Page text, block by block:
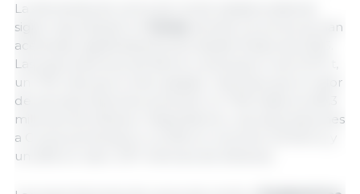
La demanda de carne de cerdo estadounidense
sigue repuntando en
, donde los envíos se han
acelerado significativamente desde finales de 2023.
Las exportaciones de febrero alcanzaron las 21.217 t,
un 71% más que el año pasado, mientras que el valor
de las exportaciones aumentó un 74% hasta los 69,3
millones de dólares. Hasta febrero, las exportaciones
a Corea aumentaron un 61% en volumen (41.944 t) y
un 62% en valor (137 millones de dólares).